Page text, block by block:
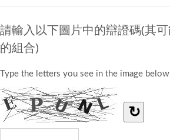
請輸入以下圖片中的辯證碼(其
的組合)
Type the letters you see in the image
↻